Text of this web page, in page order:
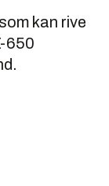
kan rive
650